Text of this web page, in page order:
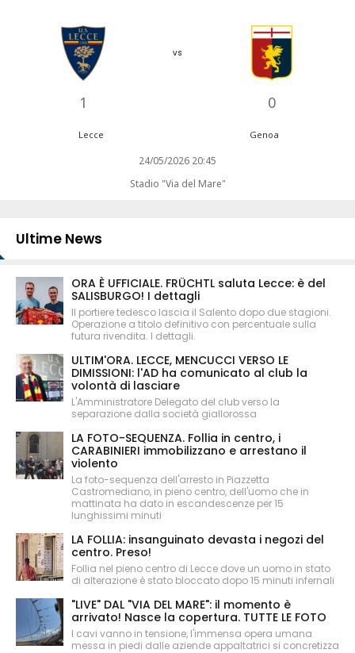
1
vs
0
Lecce Genoa
24/05/2026 20:45
Stadio "Via del Mare"
Ultime News
ORA È UFFICIALE. FRÜCHTL saluta Lecce: è del
SALISBURGO! I dettagli
Il portiere tedesco lascia il Salento dopo due stagioni.
Operazione a titolo definitivo con percentuale sulla
futura rivendita. I dettagli.
ULTIM'ORA. LECCE, MENCUCCI VERSO LE
DIMISSIONI: l'AD ha comunicato al club la
volontà di lasciare
L'Amministratore Delegato del club verso la
separazione dalla società giallorossa
LA FOTO-SEQUENZA. Follia in centro, i
CARABINIERI immobilizzano e arrestano il
violento
La foto-sequenza dell'arresto in Piazzetta
Castromediano, in pieno centro, dell'uomo che in
mattinata ha dato in escandescenze per 15
lunghissimi minuti
LA FOLLIA: insanguinato devasta i negozi del
centro. Preso!
Follia nel pieno centro di Lecce dove un uomo in stato
di alterazione è stato bloccato dopo 15 minuti infernali
"LIVE" DAL "VIA DEL MARE": il momento è
arrivato! Nasce la copertura. TUTTE LE FOTO
I cavi vanno in tensione, l'immensa opera umana
messa in piedi dalle aziende appaltatrici si concretizza